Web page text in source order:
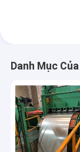
Danh Mục